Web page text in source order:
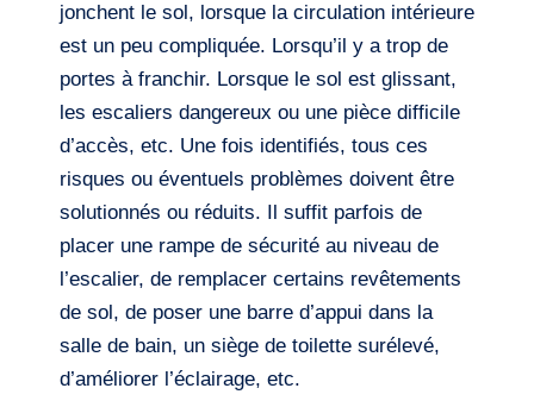
jonchent le sol, lorsque la circulation intérieure
est un peu compliquée. Lorsqu’il y a trop de
portes à franchir. Lorsque le sol est glissant,
les escaliers dangereux ou une pièce difficile
d’accès, etc. Une fois identifiés, tous ces
risques ou éventuels problèmes doivent être
solutionnés ou réduits. Il suffit parfois de
placer une rampe de sécurité au niveau de
l’escalier, de remplacer certains revêtements
de sol, de poser une barre d’appui dans la
salle de bain, un siège de toilette surélevé,
d’améliorer l’éclairage, etc.